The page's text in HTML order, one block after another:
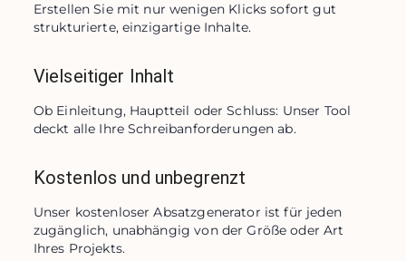
Erstellen Sie mit nur wenigen Klicks sofort gut
strukturierte, einzigartige Inhalte.
Vielseitiger Inhalt
Ob Einleitung, Hauptteil oder Schluss: Unser Tool
deckt alle Ihre Schreibanforderungen ab.
Kostenlos und unbegrenzt
Unser kostenloser Absatzgenerator ist für jeden
zugänglich, unabhängig von der Größe oder Art
Ihres Projekts.